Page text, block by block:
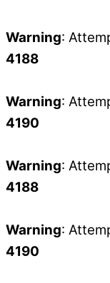
Warning:
4188
Warning:
4190
Warning:
4188
Warning:
4190